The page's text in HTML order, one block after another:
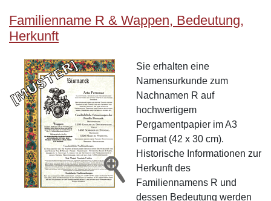
Familienname R & Wappen, Bedeutung,
Herkunft
Sie erhalten eine
Namensurkunde zum
Nachnamen R auf
hochwertigem
Pergamentpapier im A3
Format (42 x 30 cm).
Historische Informationen zur
Herkunft des
Familiennamens R und
dessen Bedeutung werden